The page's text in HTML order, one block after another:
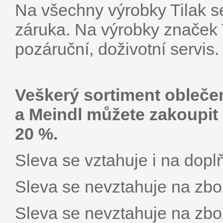
Na všechny výrobky Tilak
záruka. Na výrobky
pozáruční, doživotní servis.
Veškerý sortiment
a Meindl můžete
20 %.
Sleva se vztahuje i na
Sleva se nevztahuje na
Sleva se nevztahuje na